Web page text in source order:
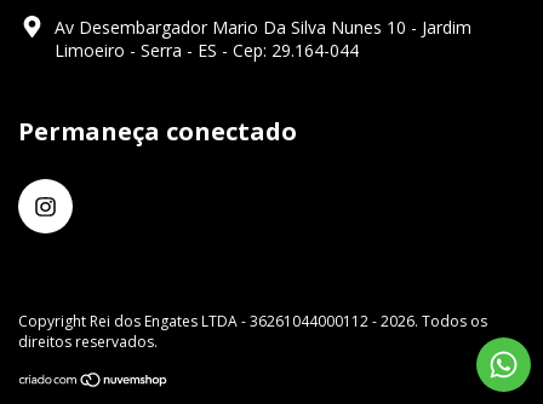
Av Desembargador Mario Da Silva Nunes 10 - Jardim
Limoeiro - Serra - ES - Cep: 29.164-044
Permaneça conectado
Copyright Rei dos Engates LTDA - 36261044000112 - 2026. Todos os
direitos reservados.